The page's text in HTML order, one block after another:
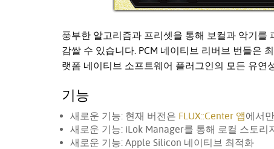
풍부한 알고리즘과 프리셋을 통해 보컬과 악기
감쌀 수 있습니다. PCM 네이티브 리버브 번들은
랫폼 네이티브 소프트웨어 플러그인의 모든 유연
기능
새로운 기능: 현재 버전은 FLUX::Center 앱에서
새로운 기능: iLok Manager를 통해 로컬 스토리
새로운 기능: Apple Silicon 네이티브 최적화